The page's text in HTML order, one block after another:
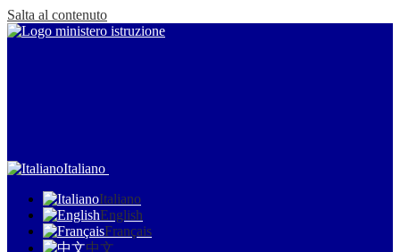
Salta al contenuto
Italiano
Italiano
English
Français
中文